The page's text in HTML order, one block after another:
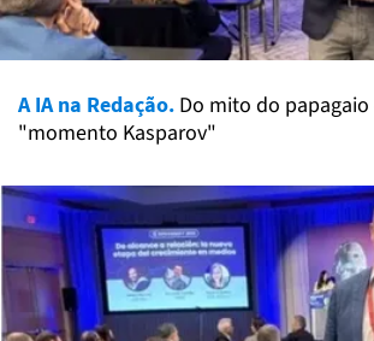
A IA na Redação. Do mito do
"momento Kasparov"